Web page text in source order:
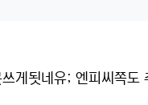
게됫네유; 엔피씨쪽도